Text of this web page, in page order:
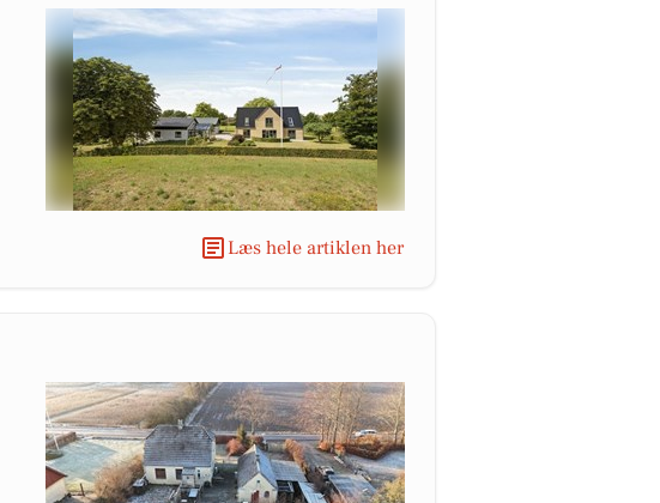
Læs hele artiklen her